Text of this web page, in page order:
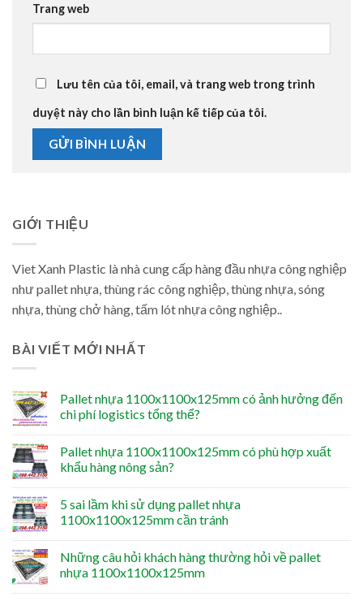
Trang web
Lưu tên của tôi, email, và trang web trong trình
duyệt này cho lần bình luận kế tiếp của tôi.
GIỚI THIỆU
Viet Xanh Plastic là nhà cung cấp hàng đầu nhựa công nghiệp
như pallet nhựa, thùng rác công nghiệp, thùng nhựa, sóng
nhựa, thùng chở hàng, tấm lót nhựa công nghiệp..
BÀI VIẾT MỚI NHẤT
Pallet nhựa 1100x1100x125mm có ảnh hưởng đến
chi phí logistics tổng thể?
Pallet nhựa 1100x1100x125mm có phù hợp xuất
khẩu hàng nông sản?
5 sai lầm khi sử dụng pallet nhựa
1100x1100x125mm cần tránh
Những câu hỏi khách hàng thường hỏi về pallet
nhựa 1100x1100x125mm